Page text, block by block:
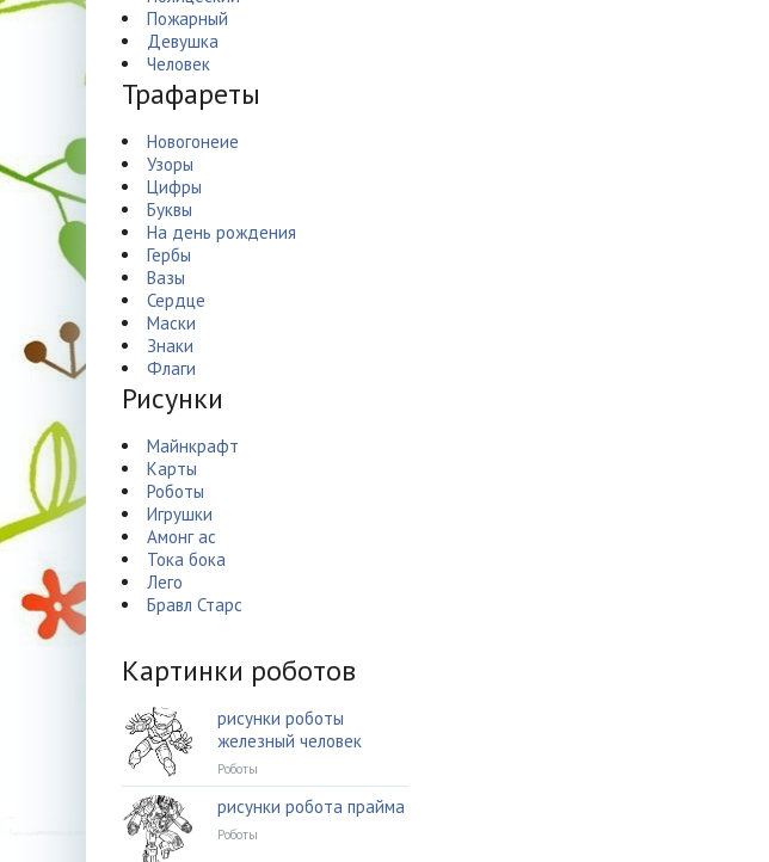
Пожарный
Девушка
Человек
Трафареты
Новогонеие
Узоры
Цифры
Буквы
На день рождения
Гербы
Вазы
Сердце
Маски
Знаки
Флаги
Рисунки
Майнкрафт
Карты
Роботы
Игрушки
Амонг ас
Тока бока
Лего
Бравл Старс
Картинки роботов
рисунки роботы
железный человек
Роботы
рисунки робота прайма
Роботы